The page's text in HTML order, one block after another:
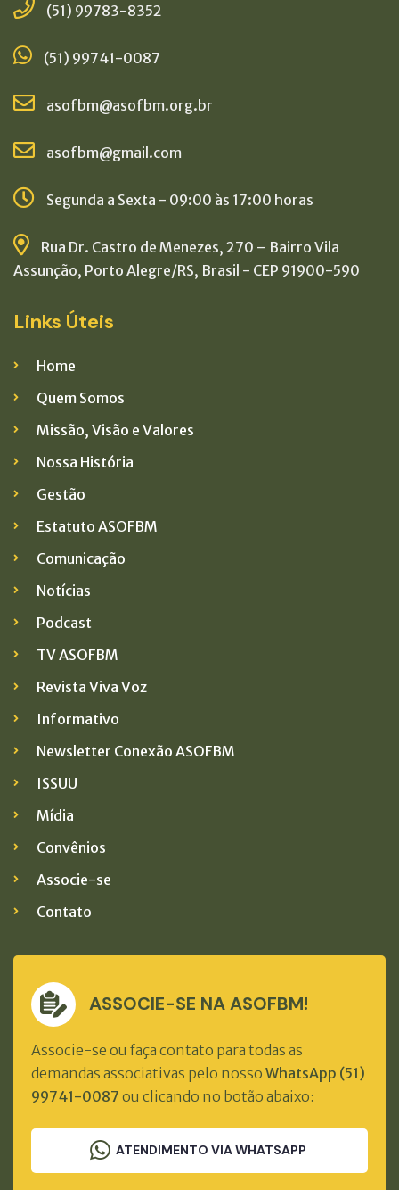
(51) 99783-8352
(51) 99741-0087
asofbm@asofbm.org.br
asofbm@gmail.com
Segunda a Sexta - 09:00 às 17:00 horas
Rua Dr. Castro de Menezes, 270 – Bairro Vila
Assunção, Porto Alegre/RS, Brasil - CEP 91900-590
Links Úteis
Home
Quem Somos
Missão, Visão e Valores
Nossa História
Gestão
Estatuto ASOFBM
Comunicação
Notícias
Podcast
TV ASOFBM
Revista Viva Voz
Informativo
Newsletter Conexão ASOFBM
ISSUU
Mídia
Convênios
Associe-se
Contato
ASSOCIE-SE NA ASOFBM!
Associe-se ou faça contato para todas as
demandas associativas pelo nosso WhatsApp (51)
99741-0087 ou clicando no botão abaixo:
ATENDIMENTO VIA WHATSAPP